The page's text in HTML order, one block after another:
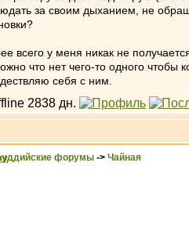
за своим дыханием, не
всего у меня никак не
что нет чего-то одного
себя с ним.
форумы -> Чайная